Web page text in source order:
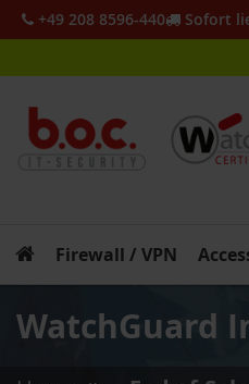
+49 208 8596-440 Sofort
Firewall / VPN
WatchGuard